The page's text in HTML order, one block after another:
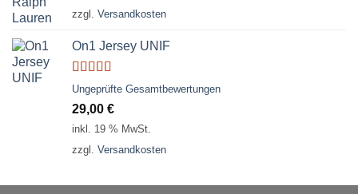
29,00 €29,00 €.
zzgl. Versandkosten
On1 Jersey UNIF
Bewertet
mit 5.00
5
Ungeprüfte Gesamtbewertungen
29,00 €
inkl. 19 % MwSt.
zzgl. Versandkosten